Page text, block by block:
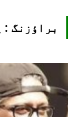
براؤزنگ :